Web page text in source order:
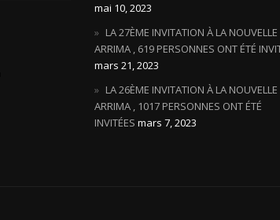
mai 10, 2023
LA 27ÈME INVITATION À LA NOUVELLE
ARRIMA , 619 PERSONNES ONT ÉTÉ
mars 21, 2023
LA 26ÈME INVITATION À LA NOUVELLE
ARRIMA , 1017 PERSONNES ONT ÉTÉ
INVITÉES mars 7, 2023